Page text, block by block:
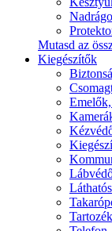
Mutasd az
Kiegészítők